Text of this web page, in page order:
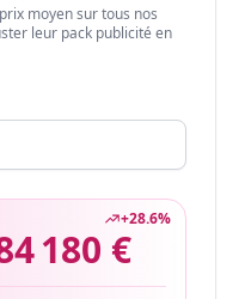
moyen sur tous nos
leur pack publicité en
+28.6%
180 €